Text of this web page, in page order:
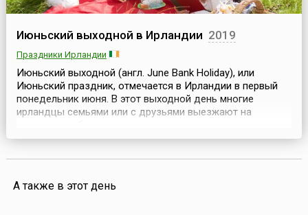
Июньский выходной в Ирландии 2019
Праздники Ирландии
Июньский выходной (англ. June Bank Holiday), или
Июньский праздник, отмечается в Ирландии в первый
понедельник июня. В этот выходной день многие
ирландцы семьями или с друзьями выезжают на
и принять участие в многочисленных культурных и
А также в этот день